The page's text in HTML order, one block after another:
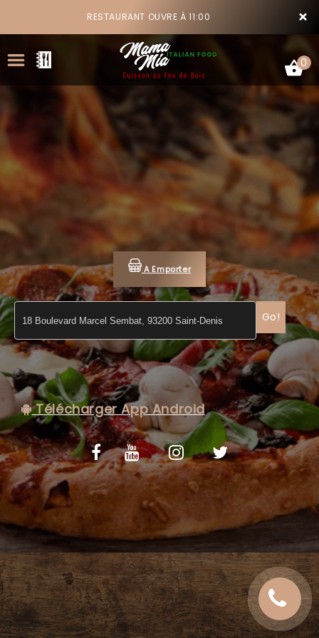
×
RESTAURANT OUVRE À 11:00
ACCUEIL
LA CARTE
VOTRE COMPTE
NOTRE RESTAURANT
VOS AVIS
MENTIONS LÉGALES
C.G.V
0
A Emporter
Go!
Télécharger App Android